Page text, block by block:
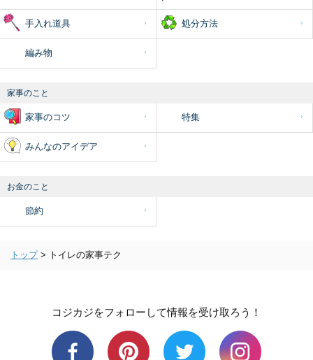
手入れ道具 処分方法
編み物
家事のこと
家事のコツ 特集
みんなのアイデア
お金のこと
節約
トップ > トイレの家事テク
コジカジをフォローして情報を受け取ろう！